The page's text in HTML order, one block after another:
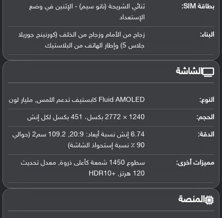
بطاقة SIM:
ثنائي الشريحة (نانو سيم) - الإثنين في وضع
الإستعداد
البناء:
زجاج من الأمام وزجاج من الخلف (كورنينج جوريلا
جلاس 5) وإطار الهاتف من البلاستيك
الشاشة
النوع: Fluid AMOLED كابستيف تدعم اللمس, مليار لون
الحجم: 1240 × 2772 بكسل، 451 بكسل لكل إنش
الدقة:
6.74 إنش نسبة أيعاد: 20:9, 109.2 سم2 (حوالي
90 ٪ نسبة إستحواذ الشاشة)
مميزات أخرى:
سطوع 1450 شمعة كأعلى ذروة, معدل تحديث
120 هرتز, +HDR10
المنصة